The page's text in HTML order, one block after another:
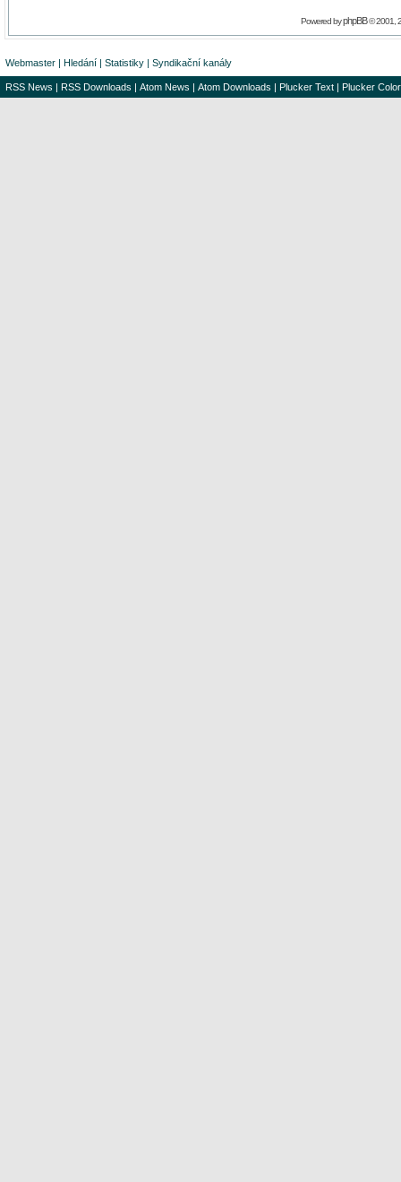
Powered byphpBB© 2001,
Webmaster | Hledání | Statistiky | Syndikační kanály
RSS News | RSS Downloads | Atom News | Atom Downloads | Plucker Text | Plucker Color